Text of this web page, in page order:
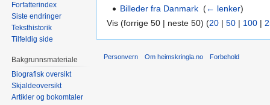
Billeder fra Danmark ‎(← lenker)
Vis (forrige 50 | neste 50) (20 | 50 | 100 |
Forfatterindex
Siste endringer
Teksthistorik
Tilfeldig side
Bakgrunnsmateriale
Biografisk oversikt
Skjaldeoversikt
Artikler og bokomtaler
Personvern Om heimskringla.no Forbehold